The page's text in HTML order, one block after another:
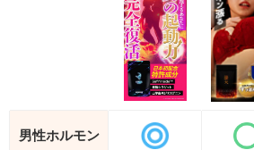
男性ホルモン